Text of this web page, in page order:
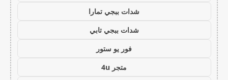
شدات ببجي تمارا
شدات ببجي تابي
فور يو ستور
متجر 4u